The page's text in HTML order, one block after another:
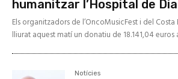
humanitzar l’Hospital de
Els organitzadors de l’OncoMusicFest i del Costa
lliurat aquest matí un donatiu de 18.141,04 euros
Notícies